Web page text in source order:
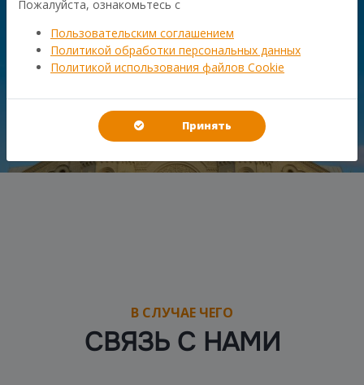
В СЛУЧАЕ ЧЕГО
СВЯЗЬ С НАМИ
Пожалуйста, ознакомьтесь с
Пользовательским соглашением
Политикой обработки персональных данных
Политикой использования файлов Cookie
Принять